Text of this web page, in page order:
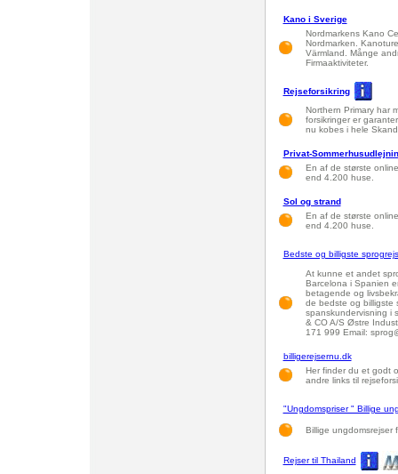
Kano i Sverige
Nordmarkens Kano
Nordmarken.
Värmland. Månge
Firmaaktiviteter.
Rejseforsikring
Northern Primary har
forsikringer er
nu kobes i hele
Privat-
En af de største
end 4.200 huse.
Sol og strand
En af de største
end 4.200 huse.
Bedste og billigste
At kunne et andet
Barcelona i Spanien
betagende og
de bedste og billigste
spanskundervisning i
& CO A/S Østre
171 999 Email:
billigerejsernu.dk
Her finder du et godt
andre links til
"Ungdomspriser " Billige
Billige ungdomsrejser
Rejser til Thailand